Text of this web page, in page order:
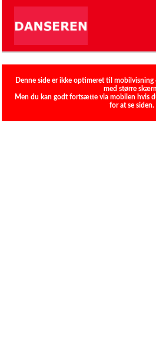
Denne side er ikke optimeret til mobilvisning
med større
Men du kan godt fortsætte via mobilen hvis
for at se siden.